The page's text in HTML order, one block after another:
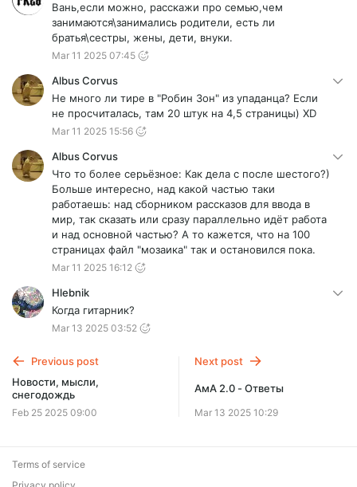
Вань,если можно, расскажи про семью,чем
занимаются\занимались родители, есть ли
братья\сестры, жены, дети, внуки.
Mar 11 2025 07:45
Albus Corvus
Не много ли тире в "Робин Зон" из упаданца? Если
не просчиталась, там 20 штук на 4,5 страницы) XD
Mar 11 2025 15:56
Albus Corvus
Что то более серьёзное: Как дела с после шестого?)
Больше интересно, над какой частью таки
работаешь: над сборником рассказов для ввода в
мир, так сказать или сразу параллельно идёт работа
и над основной частью? А то кажется, что на 100
страницах файл "мозаика" так и остановился пока.
Mar 11 2025 16:12
Hlebnik
Когда гитарник?
Mar 13 2025 03:52
Previous post
Новости, мысли,
снегодождь
Feb 25 2025 09:00
Next post
АмА 2.0 - Ответы
Mar 13 2025 10:29
Terms of service